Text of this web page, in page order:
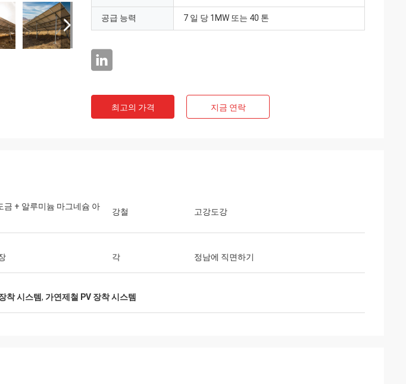
공급 능력 7 일 당 1MW 또는 40 톤
최고의 가격 지금 연락
금 + 알루미늄 마그네슘 아
강철 고강도강
각 정남에 직면하기
착 시스템, 가연제철 PV 장착 시스템